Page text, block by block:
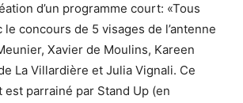
d’un programme court: «Tous
concours de 5 visages de l’antenne
Xavier de Moulins, Kareen
La Villardière et Julia Vignali. Ce
parrainé par Stand Up (en